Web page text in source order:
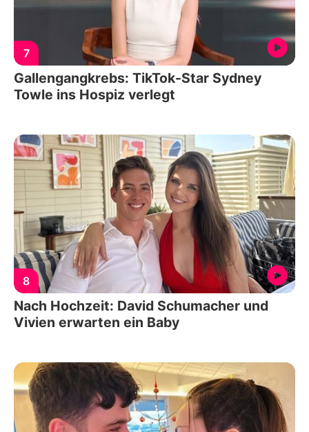
7
Gallengangkrebs: TikTok-Star Sydney
Towle ins Hospiz verlegt
8
Nach Hochzeit: David Schumacher und
Vivien erwarten ein Baby